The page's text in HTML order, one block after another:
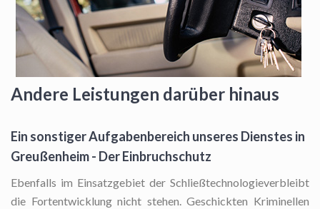
Andere Leistungen darüber hinaus
Ein sonstiger Aufgabenbereich unseres Dienstes in
Greußenheim - Der Einbruchschutz
Ebenfalls im Einsatzgebiet der Schließtechnologieverbleibt
die Fortentwicklung nicht stehen. Geschickten Kriminellen